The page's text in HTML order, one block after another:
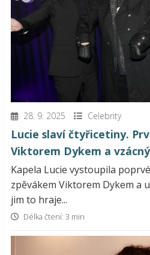
28. 9. 2025 Celebrity
Lucie slaví čtyřicetiny.
Viktorem Dykem a
Kapela Lucie vystoupila
zpěvákem Viktorem Dykem a
jim to hraje...
Délka čtení: 3 min